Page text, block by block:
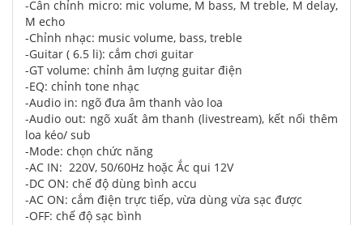
-Cân chỉnh micro: mic volume, M bass, M treble, M delay,
M echo
-Chỉnh nhạc: music volume, bass, treble
-Guitar ( 6.5 li): cắm chơi guitar
-GT volume: chỉnh âm lượng guitar điện
-EQ: chỉnh tone nhạc
-Audio in: ngõ đưa âm thanh vào loa
-Audio out: ngõ xuất âm thanh (livestream), kết nối thêm
loa kéo/ sub
-Mode: chọn chức năng
-AC IN: 220V, 50/60Hz hoặc Ắc qui 12V
-DC ON: chế độ dùng bình accu
-AC ON: cắm điện trực tiếp, vừa dùng vừa sạc được
-OFF: chế độ sạc bình